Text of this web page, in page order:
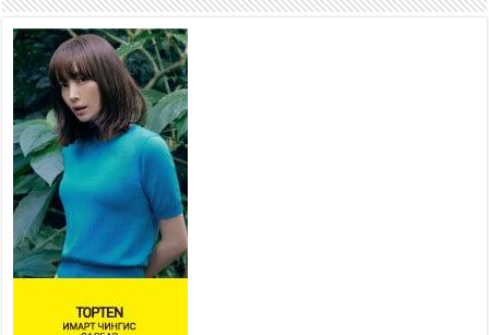
2026 оны 7 сар 15 / 11 цаг 22 минут
Наадмын амралтын өдрүүдэд
нийслэлийн эрүүл мэндийн
байгууллагууд дараах
хуваарийн дагуу ажиллана
2026 оны 7 сар 15 / 11 цаг 18 минут
Үндэсний их баяр наадам
эхэллээ
2026 оны 7 сар 15 / 11 цаг 14 минут
Үер усны аюулаас сэргийлж, нийслэлийн Онцгой
байдлын газрын 162 алба хаагч үүрэг гүйцэтгэж
2026 оны 7 сар 15 / 11 цаг 07 минут